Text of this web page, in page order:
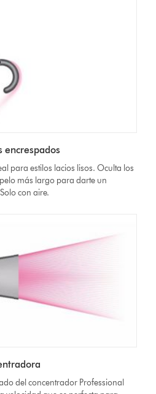
encrespados
para estilos lacios lisos. Oculta los
más largo para darte un
con aire.
del concentrador Professional